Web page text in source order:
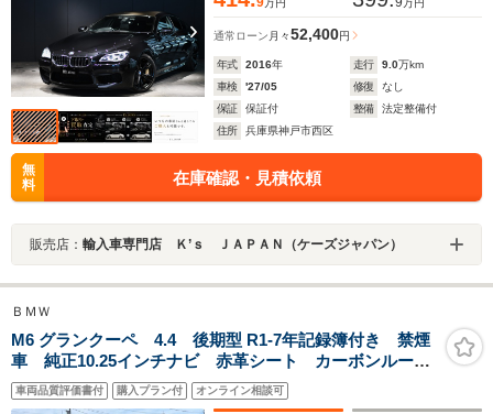
万円 万円
通常ローン 月々52,400円
年式 2016年 走行 9.0万km
車検
'27/05 修復
なし
保証
保証付 整備
法定整備付
住所
兵庫県神戸市西区
無
料
在庫確認・見積依頼
販売店： 輸入車専門店 Ｋ’ｓ ＪＡＰＡＮ（ケーズジャパン）
ＢＭＷ
M6 グランクーペ 4.4 後期型 R1-7年記録簿付き 禁煙
車 純正10.25インチナビ 赤革シート カーボンルー
フ ハーマンカードンサウンドシステム オートクルー
ズコントロール ETC ブラインドスポットモニター
車両品質評価書付 購入プラン付 オンライン相談可